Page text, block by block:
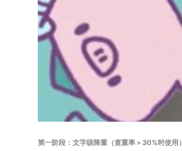
第一阶段：文字级降重（查重率＞30%时使用）